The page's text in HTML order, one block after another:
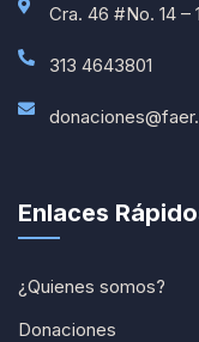
Cra. 46 #No. 14 –
313 4643801
Enlaces
¿Quienes somos?
Donaciones